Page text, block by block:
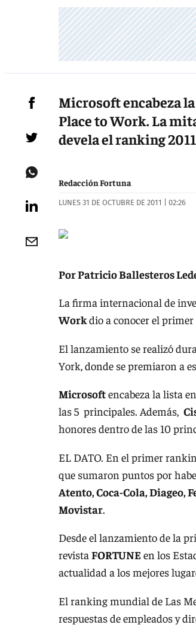
Microsoft encabeza
Place to Work. La
devela el ranking
Redacción Fortuna
LUNES 31 DE OCTUBRE DE 2011 | 02:26
Por Patricio Ballesteros
La firma internacional de
Workdio a conocer el
El lanzamiento se realizó
York, donde se premiaron a
Microsoftencabeza la lista
las 5 principales. Además,
honores dentro de las 10
EL DATO. En el primer
que sumaron puntos por
Atento, Coca-Cola, Diageo,
Movistar.
Desde el lanzamiento de la
revista FORTUNE en los
actualidad a los mejores
El ranking mundial de Las
respuestas de empleados y